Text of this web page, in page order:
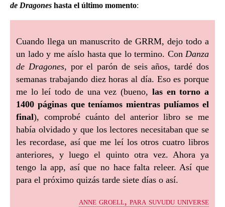
de Dragones hasta el último momento:
Cuando llega un manuscrito de GRRM, dejo todo a
un lado y me aíslo hasta que lo termino. Con Danza
de Dragones, por el parón de seis años, tardé dos
semanas trabajando diez horas al día. Eso es porque
me lo leí todo de una vez (bueno, las en torno a
1400 páginas que teníamos mientras pulíamos el
final), comprobé cuánto del anterior libro se me
había olvidado y que los lectores necesitaban que se
les recordase, así que me leí los otros cuatro libros
anteriores, y luego el quinto otra vez. Ahora ya
tengo la app, así que no hace falta releer. Así que
para el próximo quizás tarde siete días o así.
anne groell, para suvudu universe